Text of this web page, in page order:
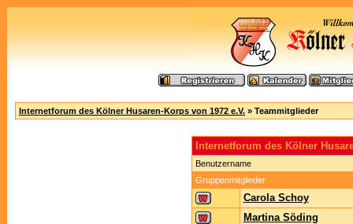
Internetforum des Kölner Husaren-Korps von 1972 e.V. » Teammitglieder
Internetforum des Kölner
Benutzername
Gruppenmitglieder
Carola Schoy
Martina Söding